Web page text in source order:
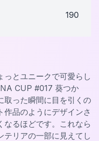
190
っとユニークで可愛らし
CUP #017 葵つか
取った瞬間に目を引くの
作品のようにデザインさ
なるほどです。これなら
テリアの一部に見えてし